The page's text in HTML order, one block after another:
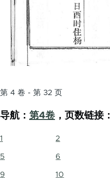
第 4 卷 - 第 32 页
导航： 第4卷 ，页数链接：
1 2
5 6
9 10